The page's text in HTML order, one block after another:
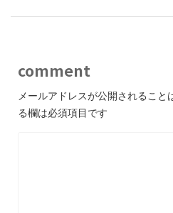
comment
メールアドレスが公開されること
る欄は必須項目です